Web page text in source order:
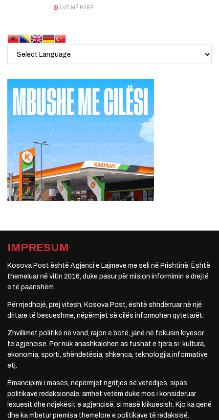
1 VIT MË PARË
IMPRESUM
Kosova Post është Agjenci e Lajmeve me seli në Prishtinë. Është
themeluar në vitin 2016, duke pasur për mision informimin e drejtë
e të paanshëm.
Për rrjedhojë, prej vitesh, Kosova Post, është shndërruar në një
dritare të besueshme, nëpërmjet së cilës informohen qytetarët.
Zhvillimet politike në vend, rajon e botë, janë në fokusin kryesor
të agjencisë. Por nuk anashkalohen as fushat e tjera si: kultura,
ekonomia, sporti, shëndetësia, shkenca, teknologjia informative
etj.
Emancipimi i masës, nëpërmjet ngritjes së vetëdijes, sipas
politikave redaksionale, arrihet vetëm duke mos i konsideruar
lexuesit dhe ndjekësit e agjencisë, si masë klikuesish. Kjo ka qenë
dhe ka mbetur premisa themelore e politikave të redaksisë.